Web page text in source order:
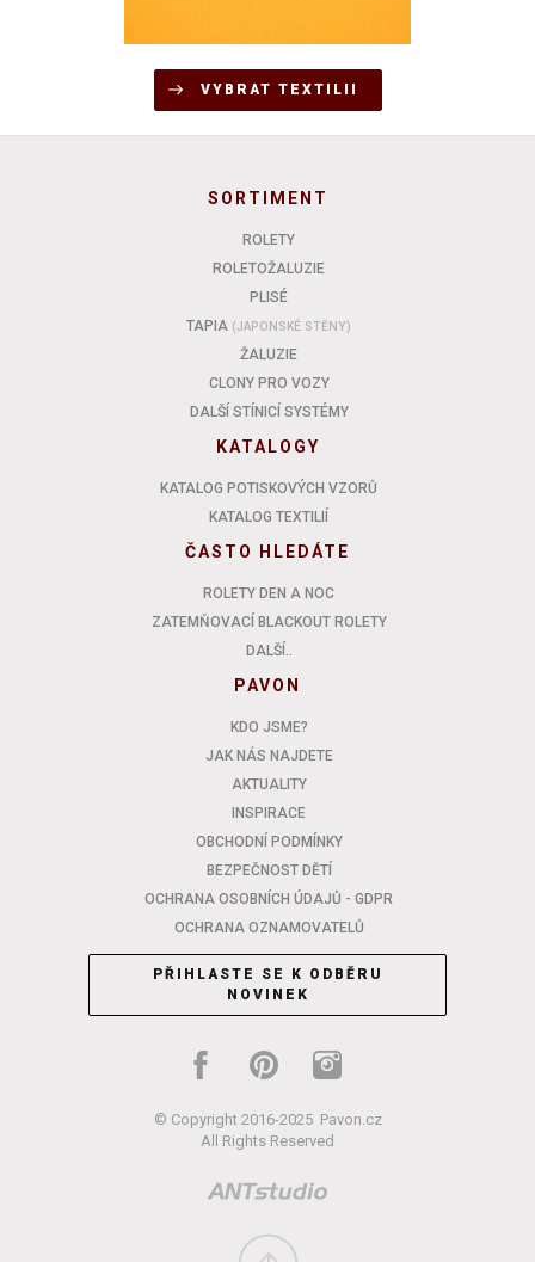
VYBRAT TEXTILII
SORTIMENT
ROLETY
ROLETOŽALUZIE
PLISÉ
TAPIA (JAPONSKÉ STĚNY)
ŽALUZIE
CLONY PRO VOZY
DALŠÍ STÍNICÍ SYSTÉMY
KATALOGY
KATALOG POTISKOVÝCH VZORŮ
KATALOG TEXTILIÍ
ČASTO HLEDÁTE
ROLETY DEN A NOC
ZATEMŇOVACÍ BLACKOUT ROLETY
DALŠÍ..
PAVON
KDO JSME?
JAK NÁS NAJDETE
AKTUALITY
INSPIRACE
OBCHODNÍ PODMÍNKY
BEZPEČNOST DĚTÍ
OCHRANA OSOBNÍCH ÚDAJŮ - GDPR
OCHRANA OZNAMOVATELŮ
PŘIHLASTE SE K ODBĚRU
NOVINEK
© Copyright 2016-2025 Pavon.cz
All Rights Reserved